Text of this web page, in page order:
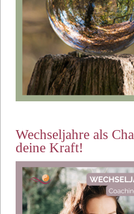
Wechseljahre als
deine Kraft!